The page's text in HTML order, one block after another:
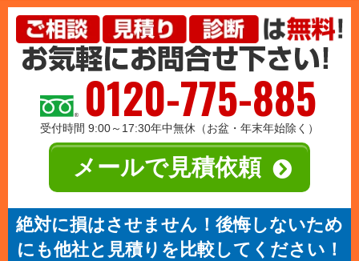
0120-775-885
受付時間 9:00～17:30年中無休（お盆・年末年始除く）
メールで見積依頼
絶対に損はさせません！後悔しないため
にも他社と見積りを比較してください！